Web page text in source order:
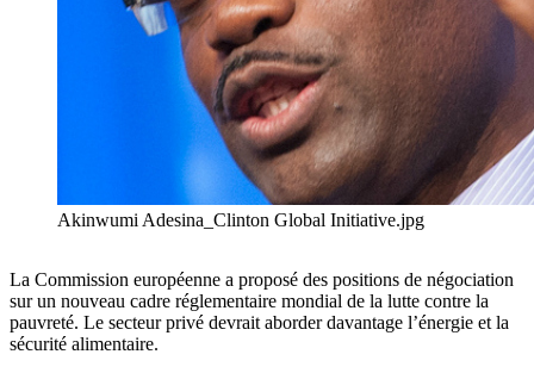
Akinwumi Adesina_Clinton Global Initiative.jpg
La Commission européenne a proposé des positions de négociation
sur un nouveau cadre réglementaire mondial de la lutte contre la
pauvreté. Le secteur privé devrait aborder davantage l’énergie et la
sécurité alimentaire.